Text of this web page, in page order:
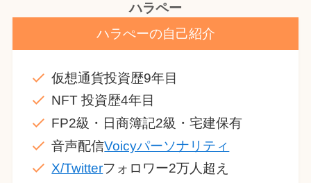
ハラペー
ハラぺーの自己紹介
仮想通貨投資歴9年目
NFT 投資歴4年目
FP2級・日商簿記2級・宅建保有
音声配信Voicyパーソナリティ
X/Twitterフォロワー2万人超え